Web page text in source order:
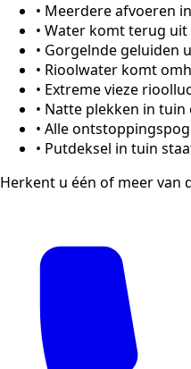
• Meerdere afvoeren
• Water komt terug
• Gorgelnde geluiden
• Rioolwater komt
• Extreme vieze
• Natte plekken in
• Alle
• Putdeksel in tuin
Herkent u één of meer van